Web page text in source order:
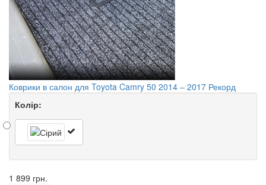
Коврики в салон для Toyota Camry 50 2014 – 2017 Рекорд
Колір:
1 899 грн.